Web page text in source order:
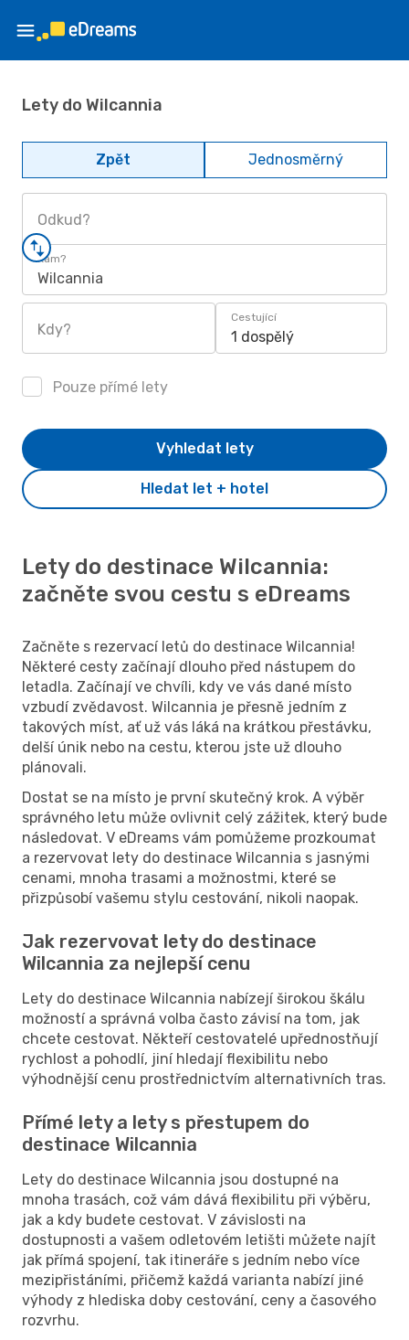
Lety do Wilcannia
Zpět Jednosměrný
Odkud?
Kam?
Wilcannia
Kdy?
Cestující
1 dospělý
Pouze přímé lety
Hledat let + hotel
Vyhledat lety
Lety do destinace Wilcannia:
začněte svou cestu s eDreams
Začněte s rezervací letů do destinace Wilcannia!
Některé cesty začínají dlouho před nástupem do
letadla. Začínají ve chvíli, kdy ve vás dané místo
vzbudí zvědavost. Wilcannia je přesně jedním z
takových míst, ať už vás láká na krátkou přestávku,
delší únik nebo na cestu, kterou jste už dlouho
plánovali.
Dostat se na místo je první skutečný krok. A výběr
správného letu může ovlivnit celý zážitek, který bude
následovat. V eDreams vám pomůžeme prozkoumat
a rezervovat lety do destinace Wilcannia s jasnými
cenami, mnoha trasami a možnostmi, které se
přizpůsobí vašemu stylu cestování, nikoli naopak.
Jak rezervovat lety do destinace
Wilcannia za nejlepší cenu
Lety do destinace Wilcannia nabízejí širokou škálu
možností a správná volba často závisí na tom, jak
chcete cestovat. Někteří cestovatelé upřednostňují
rychlost a pohodlí, jiní hledají flexibilitu nebo
výhodnější cenu prostřednictvím alternativních tras.
Přímé lety a lety s přestupem do
destinace Wilcannia
Lety do destinace Wilcannia jsou dostupné na
mnoha trasách, což vám dává flexibilitu při výběru,
jak a kdy budete cestovat. V závislosti na
dostupnosti a vašem odletovém letišti můžete najít
jak přímá spojení, tak itineráře s jedním nebo více
mezipřistáními, přičemž každá varianta nabízí jiné
výhody z hlediska doby cestování, ceny a časového
rozvrhu.